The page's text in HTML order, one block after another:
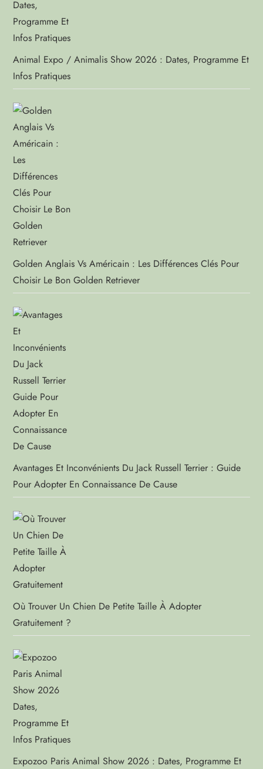
Animal Expo / Animalis Show 2026 : Dates, Programme Et
Infos Pratiques
Golden Anglais Vs Américain : Les Différences Clés Pour
Choisir Le Bon Golden Retriever
Avantages Et Inconvénients Du Jack Russell Terrier : Guide
Pour Adopter En Connaissance De Cause
Où Trouver Un Chien De Petite Taille À Adopter
Gratuitement ?
Expozoo Paris Animal Show 2026 : Dates, Programme Et